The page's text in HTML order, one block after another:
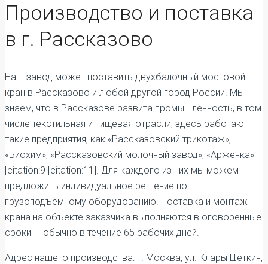
Производство и поставка
в г. Рассказово
Наш завод может поставить двухбалочный мостовой
кран в Рассказово и любой другой город России. Мы
знаем, что в Рассказове развита промышленность, в том
числе текстильная и пищевая отрасли, здесь работают
такие предприятия, как «Рассказовский трикотаж»,
«Биохим», «Рассказовский молочный завод», «Арженка»
[citation:9][citation:11]. Для каждого из них мы можем
предложить индивидуальное решение по
грузоподъемному оборудованию. Поставка и монтаж
крана на объекте заказчика выполняются в оговоренные
сроки — обычно в течение 65 рабочих дней.
Адрес нашего производства: г. Москва, ул. Клары Цеткин,